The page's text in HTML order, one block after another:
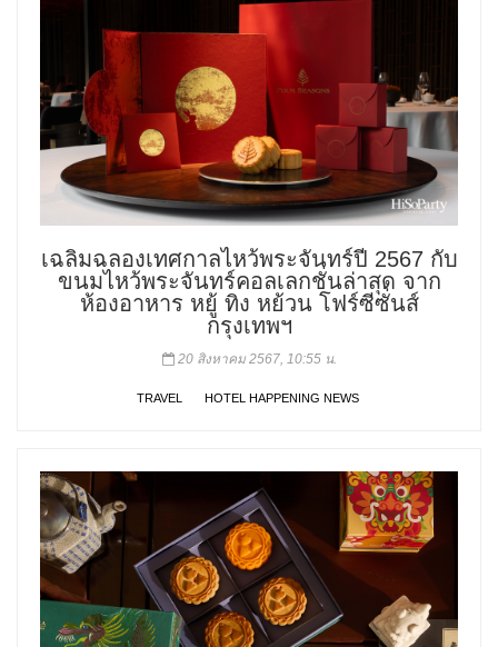
เฉลิมฉลองเทศกาลไหว้พระจันทร์ปี 2567 กับ
ขนมไหว้พระจันทร์คอลเลกชั่นล่าสุด จาก
ห้องอาหาร หยู้ ทิง หย้วน โฟร์ซีซั่นส์
กรุงเทพฯ
20 สิงหาคม 2567, 10:55 น.
TRAVEL HOTEL HAPPENING NEWS